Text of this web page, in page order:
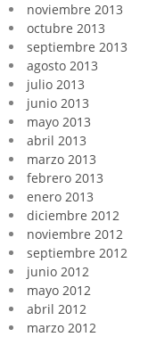
noviembre 2013
octubre 2013
septiembre 2013
agosto 2013
julio 2013
junio 2013
mayo 2013
abril 2013
marzo 2013
febrero 2013
enero 2013
diciembre 2012
noviembre 2012
septiembre 2012
junio 2012
mayo 2012
abril 2012
marzo 2012